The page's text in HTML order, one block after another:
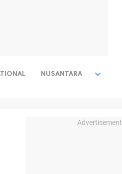
NUSANTARA
Advertisement